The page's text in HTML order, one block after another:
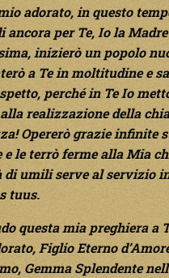
adorato, in questo
ancora per Te, Io la
inizierò un popolo
a Te in moltitudine e
perché in Te Io
realizzazione della
Opererò grazie infinite
e le terrò ferme alla Mia
di umili serve al servizio in
tuus.
questa mia preghiera a
Figlio Eterno
Gemma Splendente